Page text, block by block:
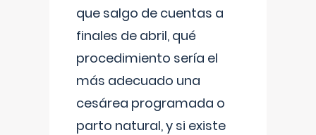
que salgo de cuentas a
finales de abril, qué
procedimiento sería el
más adecuado una
cesárea programada o
parto natural, y si existe